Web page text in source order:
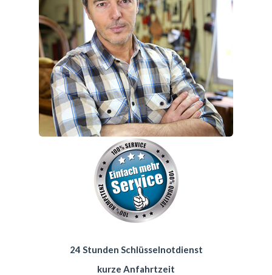
24 Stunden Schlüsselnotdienst
kurze Anfahrtzeit